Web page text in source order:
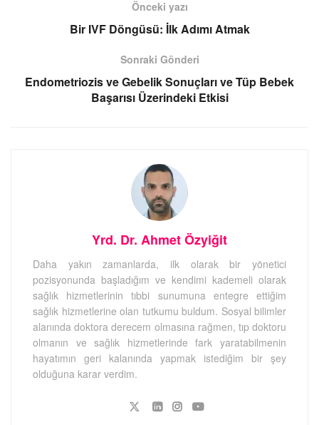
Önceki yazı
Bir IVF Döngüsü: İlk Adımı Atmak
Sonraki Gönderi
Endometriozis ve Gebelik Sonuçları ve Tüp Bebek
Başarısı Üzerindeki Etkisi
Yrd. Dr. Ahmet Özyiğit
Daha yakın zamanlarda, ilk olarak bir yönetici
pozisyonunda başladığım ve kendimi kademeli olarak
sağlık hizmetlerinin tıbbi sunumuna entegre ettiğim
sağlık hizmetlerine olan tutkumu buldum. Sosyal bilimler
alanında doktora derecem olmasına rağmen, tıp doktoru
olmanın ve sağlık hizmetlerinde fark yaratabilmenin
hayatımın geri kalanında yapmak istediğim bir şey
olduğuna karar verdim.